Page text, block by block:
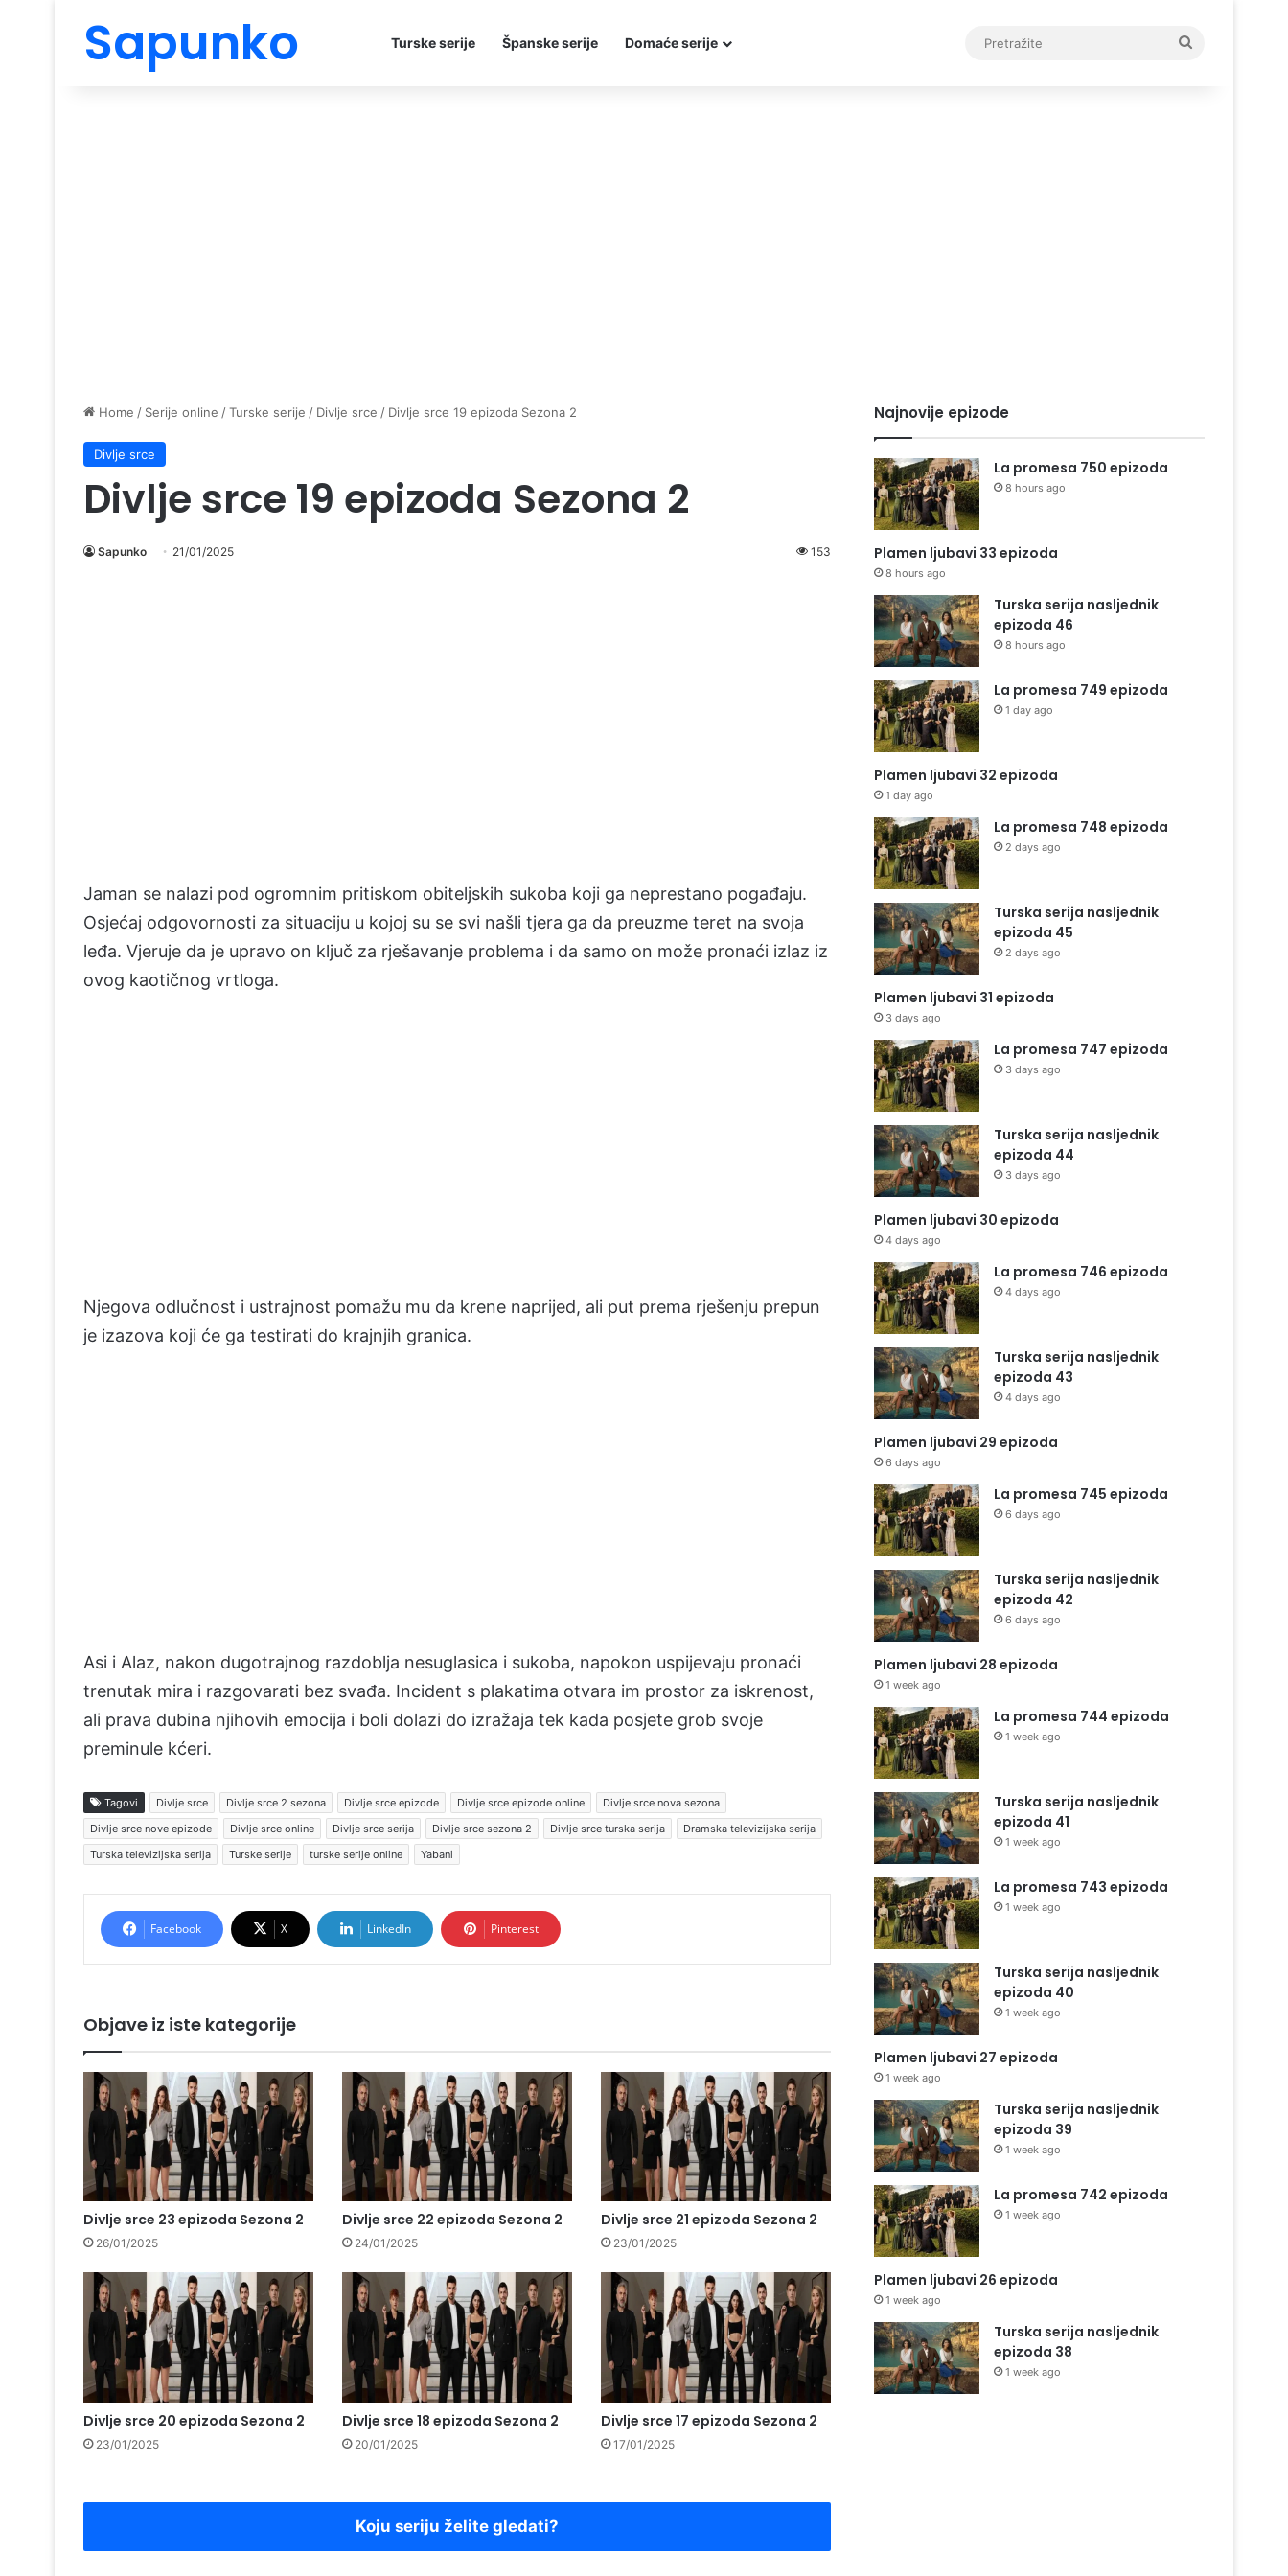
Sapunko Turske serije Španske serije Domaće serije
Home / Serije online /Turske serije / Divlje srce / Divlje srce 19 epizoda Sezona 2
Divlje srce
Divlje srce 19 epizoda Sezona 2
Sapunko 21/01/2025 153
Jaman se nalazi pod ogromnim pritiskom obiteljskih sukoba koji ga neprestano pogađaju.
Osjećaj odgovornosti za situaciju u kojoj su se svi našli tjera ga da preuzme teret na svoja
leđa. Vjeruje da je upravo on ključ za rješavanje problema i da samo on može pronaći izlaz iz
ovog kaotičnog vrtloga.
Njegova odlučnost i ustrajnost pomažu mu da krene naprijed, ali put prema rješenju prepun
je izazova koji će ga testirati do krajnjih granica.
Asi i Alaz, nakon dugotrajnog razdoblja nesuglasica i sukoba, napokon uspijevaju pronaći
trenutak mira i razgovarati bez svađa. Incident s plakatima otvara im prostor za iskrenost,
ali prava dubina njihovih emocija i boli dolazi do izražaja tek kada posjete grob svoje
preminule kćeri.
Tagovi Divlje srce Divlje srce 2 sezona Divlje srce epizode Divlje srce epizode online
Divlje srce nova sezona
Divlje srce nove epizode
Divlje srce online Divlje srce serija Divlje srce sezona 2 Divlje srce turska serija
Dramska televizijska serija
Turska televizijska serija
Turske serije turske serije online Yabani
Facebook X LinkedIn Pinterest
Objave iz iste kategorije
Divlje srce 23 epizoda Sezona 2
26/01/2025
Divlje srce 22 epizoda Sezona 2
24/01/2025
Divlje srce 21 epizoda Sezona 2
23/01/2025
Divlje srce 20 epizoda Sezona 2
23/01/2025
Divlje srce 18 epizoda Sezona 2
20/01/2025
Divlje srce 17 epizoda Sezona 2
17/01/2025
Koju seriju želite gledati?
Najnovije epizode
La promesa 750 epizoda
8 hours ago
Plamen ljubavi 33 epizoda
8 hours ago
Turska serija nasljednik
epizoda 46
8 hours ago
La promesa 749 epizoda
1 day ago
Plamen ljubavi 32 epizoda
1 day ago
La promesa 748 epizoda
2 days ago
Turska serija nasljednik
epizoda 45
2 days ago
Plamen ljubavi 31 epizoda
3 days ago
La promesa 747 epizoda
3 days ago
Turska serija nasljednik
epizoda 44
3 days ago
Plamen ljubavi 30 epizoda
4 days ago
La promesa 746 epizoda
4 days ago
Turska serija nasljednik
epizoda 43
4 days ago
Plamen ljubavi 29 epizoda
6 days ago
La promesa 745 epizoda
6 days ago
Turska serija nasljednik
epizoda 42
6 days ago
Plamen ljubavi 28 epizoda
1 week ago
La promesa 744 epizoda
1 week ago
Turska serija nasljednik
epizoda 41
1 week ago
La promesa 743 epizoda
1 week ago
Turska serija nasljednik
epizoda 40
1 week ago
Plamen ljubavi 27 epizoda
1 week ago
Turska serija nasljednik
epizoda 39
1 week ago
La promesa 742 epizoda
1 week ago
Plamen ljubavi 26 epizoda
1 week ago
Turska serija nasljednik
epizoda 38
1 week ago